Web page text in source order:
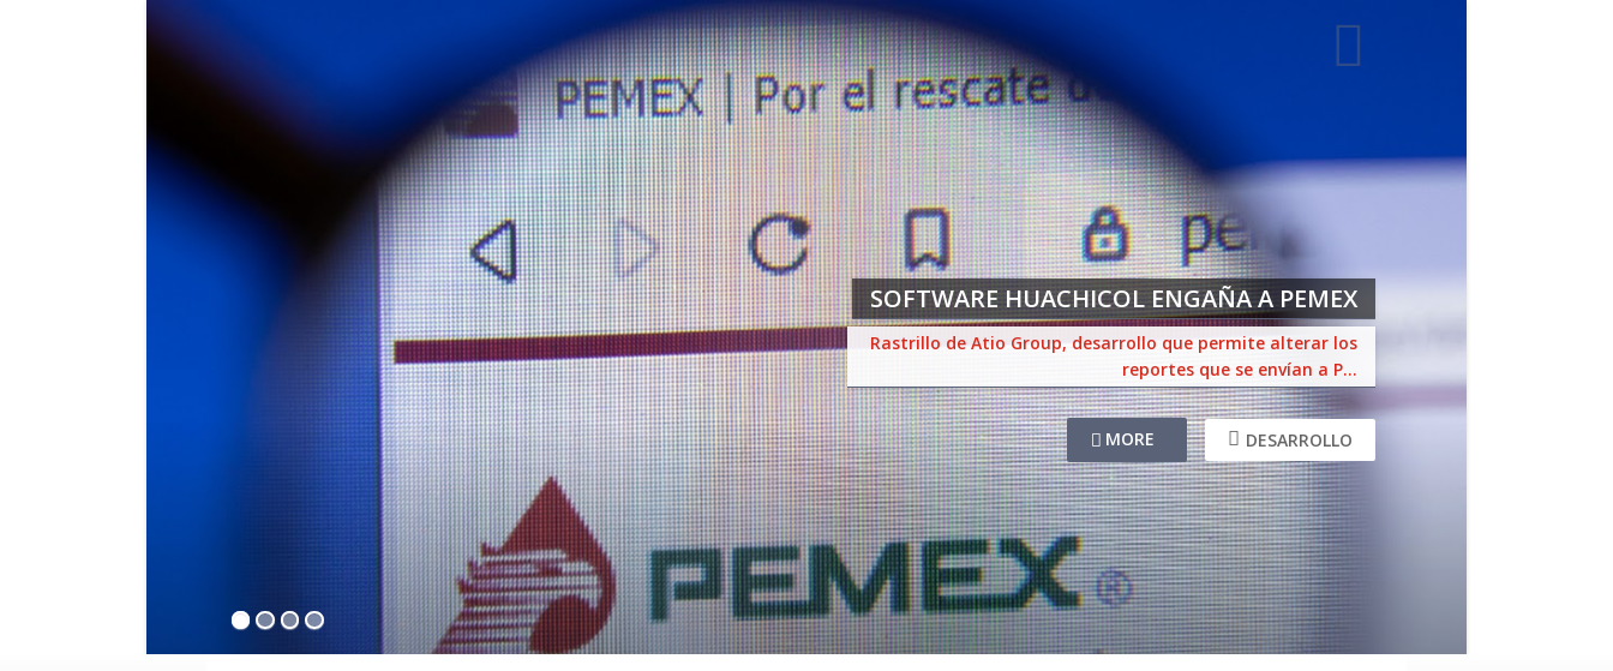
SOFTWARE HUACHICOL ENGAÑA A PEMEX
Rastrillo de Atio Group, desarrollo que permite alterar los
reportes que se envían a P...
MORE DESARROLLO